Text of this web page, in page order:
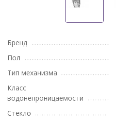
Бренд
Пол
Тип механизма
Класс
водонепроницаемости
Стекло